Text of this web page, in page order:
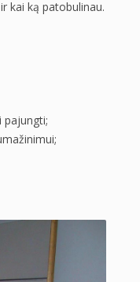
kai ką patobulinau.
pajungti;